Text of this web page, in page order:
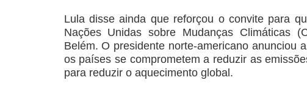
Lula disse ainda que reforçou o convite para
Nações Unidas sobre Mudanças Climáticas
Belém. O presidente norte-americano anunciou
os países se comprometem a reduzir as
para reduzir o aquecimento global.